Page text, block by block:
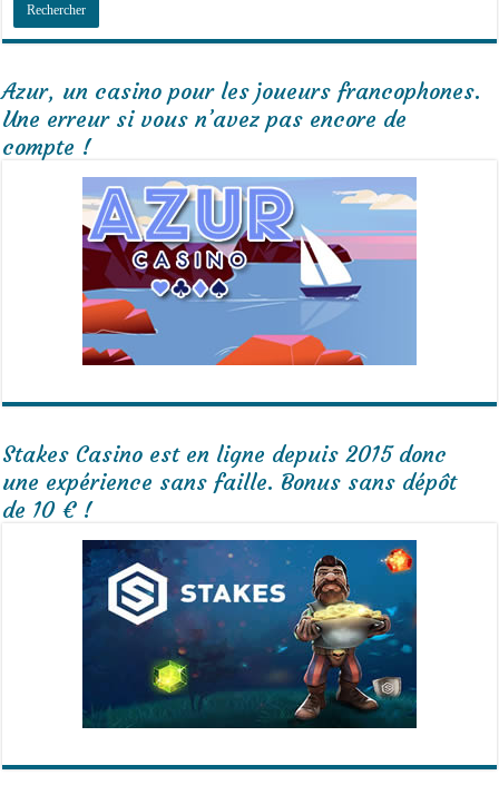
Azur, un casino pour les joueurs francophones.
Une erreur si vous n’avez pas encore de
compte !
Stakes Casino est en ligne depuis 2015 donc
une expérience sans faille. Bonus sans dépôt
de 10 € !